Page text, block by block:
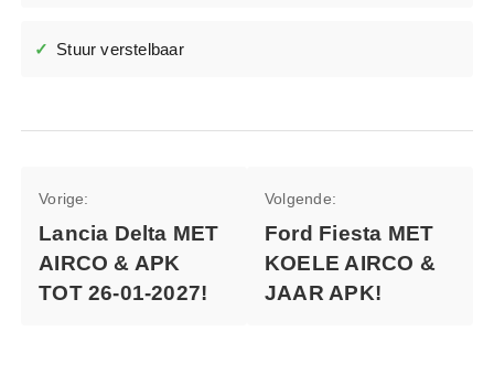
Stuur verstelbaar
navigatie
Vorige:
Lancia Delta MET
AIRCO & APK
TOT 26-01-2027!
Volgende:
Ford Fiesta MET
KOELE AIRCO &
JAAR APK!